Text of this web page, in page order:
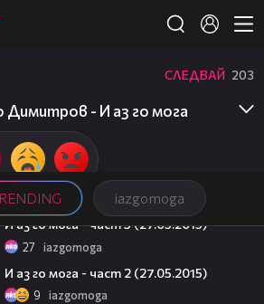
iazgomoga
СЛЕДВАЙ 203
Димитров - И аз го мога
И аз го мога - част 3 (27.05.2015)
27 iazgomoga
И аз го мога - част 2 (27.05.2015)
9 iazgomoga